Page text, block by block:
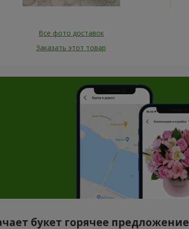
Все фото доставок
Заказать этот товар
букет горячее предложение